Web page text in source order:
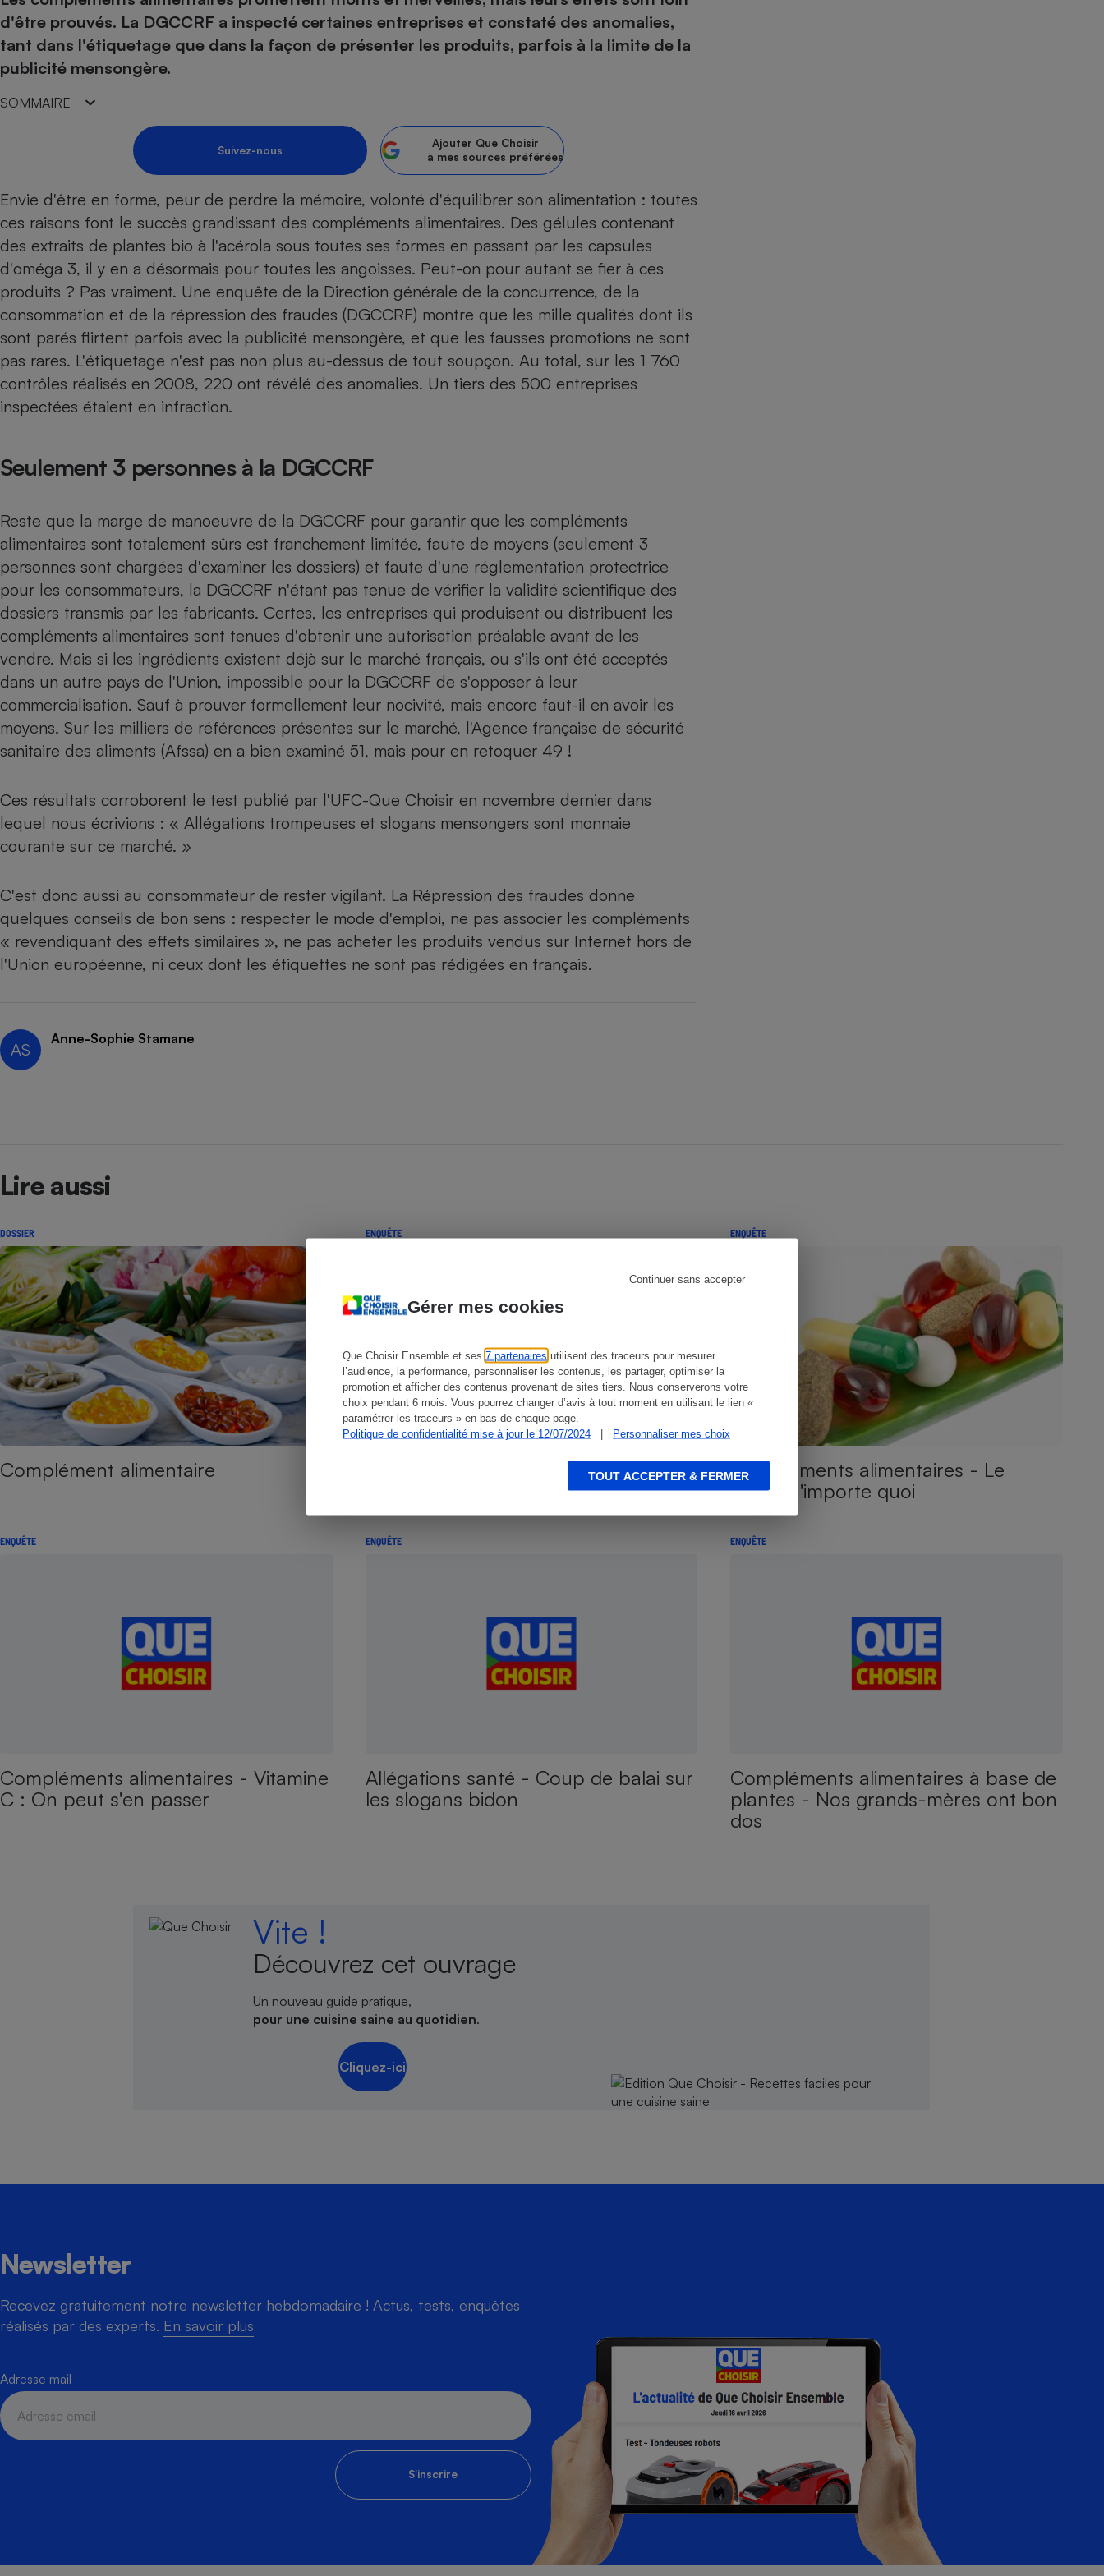
Gérer mes cookies
Que Choisir Ensemble et ses 7 partenaires utilisent des traceurs pour mesurer
l’audience, la performance, personnaliser les contenus, les partager, optimiser la
promotion et afficher des contenus provenant de sites tiers. Nous conserverons votre
choix pendant 6 mois. Vous pourrez changer d’avis à tout moment en utilisant le lien «
paramétrer les traceurs » en bas de chaque page.
Politique de confidentialité mise à jour le 12/07/2024
| Personnaliser mes choix
Continuer sans accepter
TOUT ACCEPTER & FERMER
d'être prouvés. La DGCCRF a inspecté certaines entreprises et constaté des anomalies,
tant dans l'étiquetage que dans la façon de présenter les produits, parfois à la limite de la
publicité mensongère.
SOMMAIRE
Suivez-nous
Ajouter Que Choisir
à mes sources préférées
Envie d'être en forme, peur de perdre la mémoire, volonté d'équilibrer son alimentation : toutes
ces raisons font le succès grandissant des compléments alimentaires. Des gélules contenant
des extraits de plantes bio à l'acérola sous toutes ses formes en passant par les capsules
d'oméga 3, il y en a désormais pour toutes les angoisses. Peut-on pour autant se fier à ces
produits ? Pas vraiment. Une enquête de la Direction générale de la concurrence, de la
consommation et de la répression des fraudes (DGCCRF) montre que les mille qualités dont ils
sont parés flirtent parfois avec la publicité mensongère, et que les fausses promotions ne sont
pas rares. L'étiquetage n'est pas non plus au-dessus de tout soupçon. Au total, sur les 1 760
contrôles réalisés en 2008, 220 ont révélé des anomalies. Un tiers des 500 entreprises
inspectées étaient en infraction.
Seulement 3 personnes à la DGCCRF
Reste que la marge de manoeuvre de la DGCCRF pour garantir que les compléments
alimentaires sont totalement sûrs est franchement limitée, faute de moyens (seulement 3
personnes sont chargées d'examiner les dossiers) et faute d'une réglementation protectrice
pour les consommateurs, la DGCCRF n'étant pas tenue de vérifier la validité scientifique des
dossiers transmis par les fabricants. Certes, les entreprises qui produisent ou distribuent les
compléments alimentaires sont tenues d'obtenir une autorisation préalable avant de les
vendre. Mais si les ingrédients existent déjà sur le marché français, ou s'ils ont été acceptés
dans un autre pays de l'Union, impossible pour la DGCCRF de s'opposer à leur
commercialisation. Sauf à prouver formellement leur nocivité, mais encore faut-il en avoir les
moyens. Sur les milliers de références présentes sur le marché, l'Agence française de sécurité
sanitaire des aliments (Afssa) en a bien examiné 51, mais pour en retoquer 49 !
Ces résultats corroborent le test publié par l'UFC-Que Choisir en novembre dernier dans
lequel nous écrivions : « Allégations trompeuses et slogans mensongers sont monnaie
courante sur ce marché. »
C'est donc aussi au consommateur de rester vigilant. La Répression des fraudes donne
quelques conseils de bon sens : respecter le mode d'emploi, ne pas associer les compléments
« revendiquant des effets similaires », ne pas acheter les produits vendus sur Internet hors de
l'Union européenne, ni ceux dont les étiquettes ne sont pas rédigées en français.
AS
Anne-Sophie Stamane
Lire aussi
DOSSIER
Complément alimentaire
ENQUÊTE
Compléments alimentaires - Le
ENQUÊTE
Compléments alimentaires - Le
grand n'importe quoi
ENQUÊTE
Compléments alimentaires - Vitamine
C : On peut s'en passer
ENQUÊTE
Allégations santé - Coup de balai sur
les slogans bidon
ENQUÊTE
Compléments alimentaires à base de
plantes - Nos grands-mères ont bon
dos
Vite !
Découvrez cet ouvrage
Un nouveau guide pratique,
pour une cuisine saine au quotidien.
Cliquez-ici
Newsletter
Recevez gratuitement notre newsletter hebdomadaire ! Actus, tests, enquêtes
réalisés par des experts. En savoir plus
Adresse mail
S'inscrire
Nutrition
Produit alimentaire
Supermarché - Drive
Circuits courts et
alimentation locale
Complément
alimentaire
Champagne - Comment choisir une
bouteille de champagne
Assurance
Mutuelle Banque en ligne
Banque en ligne
Assurance auto
Carburant
Moto
Comparateur auto
Supermarché - Drive
Comparatif sèche-linge
Comparatif réfrigérateur-congélateur
Comparatif plaque à induction
Comparatif hotte aspirante
Comparatif climatiseur mobile
Comparatif aspirateur balai
Comparatif aspirateur traîneau
Comparatif cafetière automatique
Comparatif robot cuiseur
Comparatif centrale vapeur
Gros électroménager
Lave-linge Lave-vaisselle
Plaque de cuisson à
induction
Four encastrable
Robot ménager
Électricité - Gaz
Panneaux
photovoltaïques
Comparatif smartphone
Comparatif casque audio
Comparatif barre de son
Comparatif imprimante multifonction
Comparatif ordinateur portable
Comparatif ultrabook
Comparatif tablette tactile
Image et son
Informatique
Internet
Téléphonie
Téléviseur Ordinateur portable
Téléphone mobile -
Smartphone
Appareil photo
numérique
Antivirus
Comparatif nettoyeur haute
pression
Comparatif tondeuse robot
Comparatif poêle à granulés
Comparatif radiateur électrique
Aménagement
Bricolage - Jardinage
Chauffage
Produit d'entretien
Sécurité domestique
Matelas Poêle à granulés
Radiateur électrique Électricité - Gaz
Ventilateur
Comparateur mutuelle
Hygiène - Beauté
Maladie - Médecine - Médicament
Système de santé - Complémentaire santé
Antimoustique Crème solaire
funèbres
Retraite
Puériculture - Produit
pour bébé
Choisir son fioul
Comparateur assurance emprunteur
Energie Moins Chère Ensemble
Tous les comparateurs
Toutes les cartes interactives
Speedtest - Testez le débit de votre
connexion Internet
nous ?